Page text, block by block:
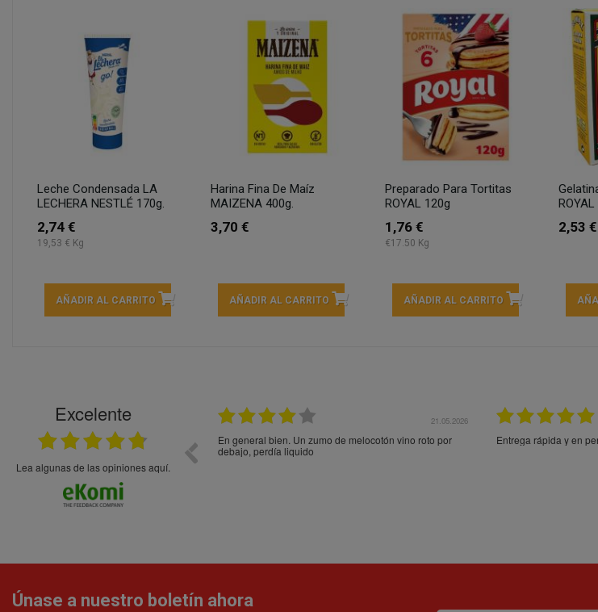
Leche Condensada LA
LECHERA NESTLÉ 170g.
2,74 €
19,53 € Kg
AÑADIR AL CARRITO
Harina Fina De Maíz
MAIZENA 400g.
3,70 €
AÑADIR AL CARRITO
Preparado Para Tortitas
ROYAL 120g
1,76 €
€17.50 Kg
AÑADIR AL CARRITO
2,53 €
Excelente
Lea algunas de las opiniones aquí.
21.05.2026
En general bien. Un zumo de melocotón vino roto por
debajo, perdía liquido
Entrega rápida y en
Únase a nuestro boletín ahora